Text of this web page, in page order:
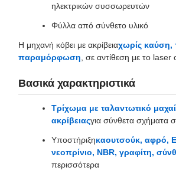
ηλεκτρικών συσσωρευτών
Φύλλα από σύνθετο υλικό
Η μηχανή κόβει με ακρίβειαχωρίς καύση,
παραμόρφωση , σε αντίθεση με το laser
Βασικά χαρακτηριστικά
Τρίχωμα με ταλαντωτικό
ακρίβειαςγια σύνθετα σχήματα
Υποστήριξηκαουτσούκ, αφρό,
νεοπρίνιο, NBR, γραφίτη,
περισσότερα